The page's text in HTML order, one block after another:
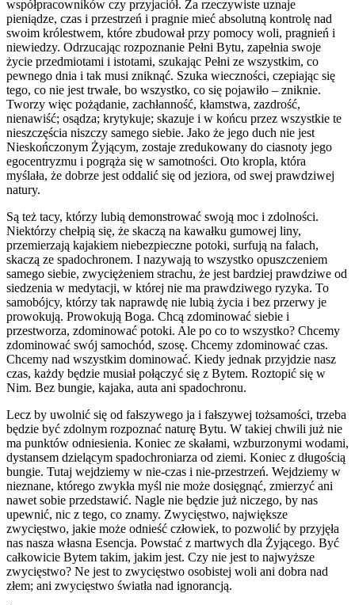
współpracowników czy przyjaciół. Za rzeczywiste uznaje
pieniądze, czas i przestrzeń i pragnie mieć absolutną kontrolę nad
swoim królestwem, które zbudował przy pomocy woli, pragnień i
niewiedzy. Odrzucając rozpoznanie Pełni Bytu, zapełnia swoje
życie przedmiotami i istotami, szukając Pełni ze wszystkim, co
pewnego dnia i tak musi zniknąć. Szuka wieczności, czepiając się
tego, co nie jest trwałe, bo wszystko, co się pojawiło – zniknie.
Tworzy więc pożądanie, zachłanność, kłamstwa, zazdrość,
nienawiść; osądza; krytykuje; skazuje i w końcu przez wszystkie te
nieszczęścia niszczy samego siebie. Jako że jego duch nie jest
Nieskończonym Żyjącym, zostaje zredukowany do ciasnoty jego
egocentryzmu i pogrąża się w samotności. Oto kropla, która
myślała, że dobrze jest oddalić się od jeziora, od swej prawdziwej
natury.
Są też tacy, którzy lubią demonstrować swoją moc i zdolności.
Niektórzy chełpią się, że skaczą na kawałku gumowej liny,
przemierzają kajakiem niebezpieczne potoki, surfują na falach,
skaczą ze spadochronem. I nazywają to wszystko opuszczeniem
samego siebie, zwyciężeniem strachu, że jest bardziej prawdziwe od
siedzenia w medytacji, w której nie ma prawdziwego ryzyka. To
samobójcy, którzy tak naprawdę nie lubią życia i bez przerwy je
prowokują. Prowokują Boga. Chcą zdominować siebie i
przestworza, zdominować potoki. Ale po co to wszystko? Chcemy
zdominować swój samochód, szosę. Chcemy zdominować czas.
Chcemy nad wszystkim dominować. Kiedy jednak przyjdzie nasz
czas, każdy będzie musiał połączyć się z Bytem. Roztopić się w
Nim. Bez bungie, kajaka, auta ani spadochronu.
Lecz by uwolnić się od fałszywego ja i fałszywej tożsamości, trzeba
będzie być zdolnym rozpoznać naturę Bytu. W takiej chwili już nie
ma punktów odniesienia. Koniec ze skałami, wzburzonymi wodami,
dystansem dzielącym spadochroniarza od ziemi. Koniec z długością
bungie. Tutaj wejdziemy w nie-czas i nie-przestrzeń. Wejdziemy w
nieznane, którego zwykła myśl nie może dosięgnąć, zmierzyć ani
nawet sobie przedstawić. Nagle nie będzie już niczego, by nas
upewnić, nic z tego, co znamy. Zwycięstwo, największe
zwycięstwo, jakie może odnieść człowiek, to pozwolić by przyjęła
nas nasza własna Esencja. Powstać z martwych dla Żyjącego. Być
całkowicie Bytem takim, jakim jest. Czy nie jest to najwyższe
zwycięstwo? Ne jest to zwycięstwo osobistej woli ani dobra nad
złem; ani zwycięstwo światła nad ignorancją.